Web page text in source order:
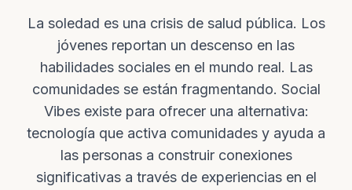
La soledad es una crisis de salud pública. Los
jóvenes reportan un descenso en las
habilidades sociales en el mundo real. Las
comunidades se están fragmentando. Social
Vibes existe para ofrecer una alternativa:
tecnología que activa comunidades y ayuda a
las personas a construir conexiones
significativas a través de experiencias en el